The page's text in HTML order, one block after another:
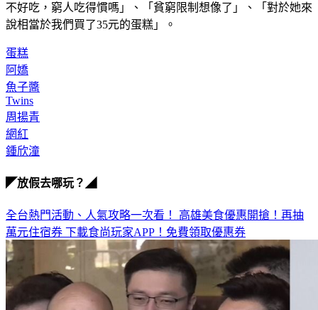
不好吃，窮人吃得慣嗎」、「貧窮限制想像了」、「對於她來
說相當於我們買了35元的蛋糕」。
蛋糕
阿嬌
魚子醬
Twins
周揚青
網紅
鍾欣潼
◤放假去哪玩？◢
全台熱門活動、人氣攻略一次看！ 高雄美食優惠開搶！再抽
萬元住宿券 下載食尚玩家APP！免費領取優惠券